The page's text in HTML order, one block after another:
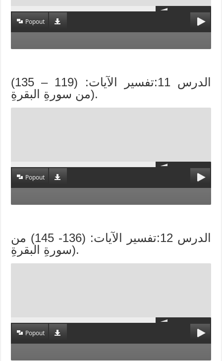
Popout
الدرس 11:تفسير الآيات: (119 – 135)
من سورةِ البقرةِ).
Popout
الدرس 12:تفسير الآيات: (136- 145) من
سورةِ البقرةِ).
Popout